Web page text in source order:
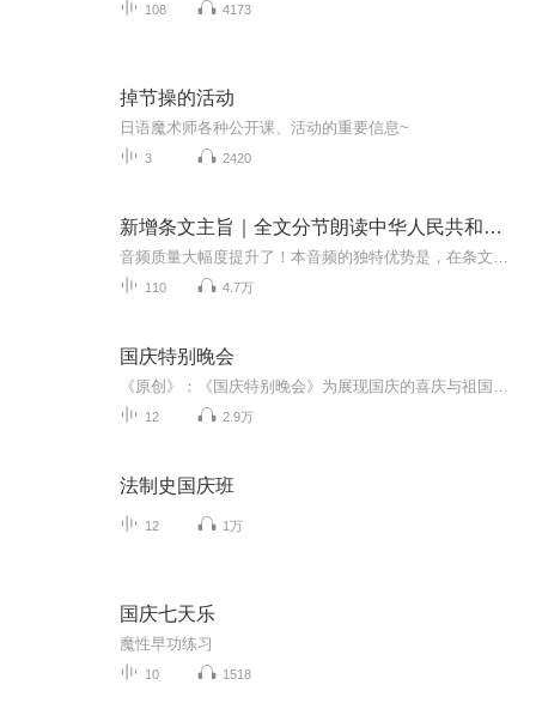
108 4173
掉节操的活动
日语魔术师各种公开课、活动的重要信息~
3 2420
新增条文主旨｜全文分节朗读中华人民共和国民法典
110 4.7万
国庆特别晚会
12 2.9万
法制史国庆班
12 1万
国庆七天乐
魔性早功练习
10 1518